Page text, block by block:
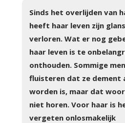
Sinds het overlijden van
heeft haar leven zijn glans
verloren. Wat er nog
haar leven is te
onthouden. Sommige
fluisteren dat ze dement
worden is, maar dat
niet horen. Voor haar is
vergeten onlosmakelijk